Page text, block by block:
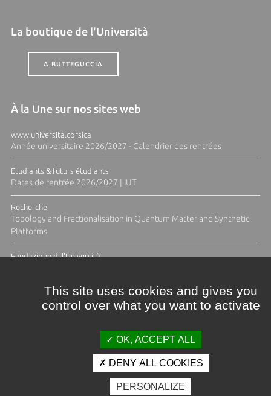
La boutique de l'Università
A BUTTEGUCCIA
À la Une sur nos sites web
www.universita.corsica
Année universitaire 2026/2027 - Calendrier des rentrées
Etudiants & futurs étudiants
Dates de rentrée 2026/2027 | IUT
Recherche
Topology and Fractionalisation in Quantum Matter and Synthetic
Platforms
Fundazione di l'Università
Crédits et mentions légales
Espace presse Photothèque
This site uses cookies and gives you
control over what you want to activate
OK, ACCEPT ALL
DENY ALL COOKIES
PERSONALIZE